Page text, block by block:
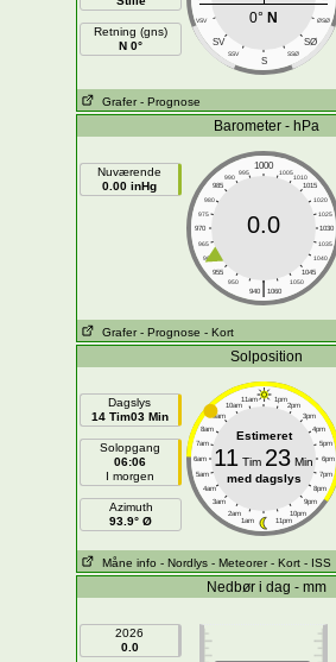
Retning (gns)
N 0°
VSV ØSØ
SV SØ
SSV SSØ
S
0° N
Grafer - Prognose
Barometer - hPa
Nuværende
0.00 inHg
1000
995 1005
990
1010
985
1015
980
1020
975
1025
970
1030
965
1035
960
1040
955
1045
950
1050
|
940 1060
0.0
Grafer - Prognose - Kort
Solposition
Dagslys
14 Tim03 Min
Solopgang
06:06
I morgen
Azimuth
93.9° Ø
11am 1pm
10am 2pm
9am 3pm
8am 4pm
7am 5pm
6am 6pm
5am 7pm
4am 8pm
3am 9pm
2am 10pm
1am 11pm
Estimeret
11 Tim 23 Min
med dagslys
Måne info - Nordlys - Meteorer - Kort - ISS
Nedbør i dag - mm
2026
0.0